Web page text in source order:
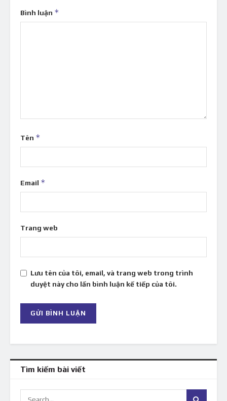
Bình luận *
Tên *
Email *
Trang web
Lưu tên của tôi, email, và trang web trong trình
duyệt này cho lần bình luận kế tiếp của tôi.
Tìm kiếm bài viết